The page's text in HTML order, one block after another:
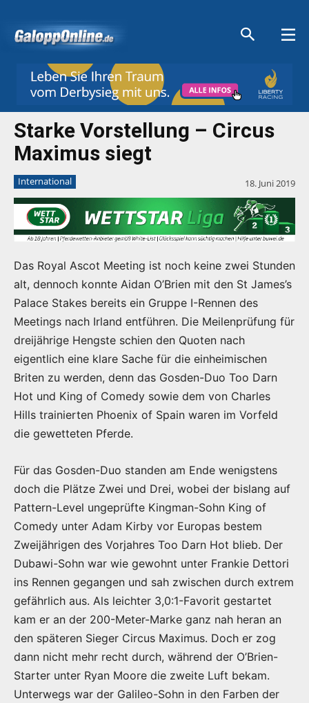
Starke Vorstellung – Circus
Maximus siegt
International 18. Juni 2019
Das Royal Ascot Meeting ist noch keine zwei Stunden
alt, dennoch konnte Aidan O’Brien mit den St James’s
Palace Stakes bereits ein Gruppe I-Rennen des
Meetings nach Irland entführen. Die Meilenprüfung für
dreijährige Hengste schien den Quoten nach
eigentlich eine klare Sache für die einheimischen
Briten zu werden, denn das Gosden-Duo Too Darn
Hot und King of Comedy sowie dem von Charles
Hills trainierten Phoenix of Spain waren im Vorfeld
die gewetteten Pferde.
Für das Gosden-Duo standen am Ende wenigstens
doch die Plätze Zwei und Drei, wobei der bislang auf
Pattern-Level ungeprüfte Kingman-Sohn King of
Comedy unter Adam Kirby vor Europas bestem
Zweijährigen des Vorjahres Too Darn Hot blieb. Der
Dubawi-Sohn war wie gewohnt unter Frankie Dettori
ins Rennen gegangen und sah zwischen durch extrem
gefährlich aus. Als leichter 3,0:1-Favorit gestartet
kam er an der 200-Meter-Marke ganz nah heran an
den späteren Sieger Circus Maximus. Doch er zog
dann nicht mehr recht durch, während der O’Brien-
Starter unter Ryan Moore die zweite Luft bekam.
Unterwegs war der Galileo-Sohn in den Farben der